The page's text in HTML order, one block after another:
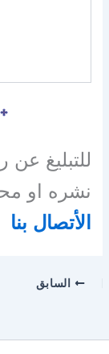
للتبليغ عن
نشره او
الأتصال بنا
السابق